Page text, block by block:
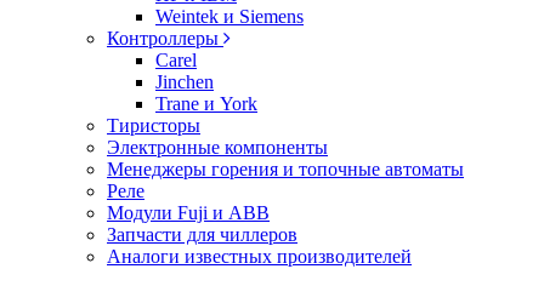
Weintek и Siemens
Контроллеры
Carel
Jinchen
Trane и York
Тиристоры
Электронные компоненты
Менеджеры горения и топочные автоматы
Реле
Модули Fuji и ABB
Запчасти для чиллеров
Аналоги известных производителей